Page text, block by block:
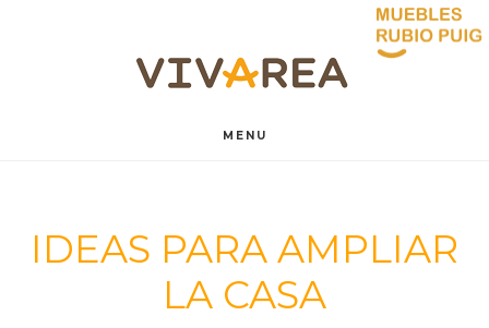
MENU
IDEAS PARA AMPLIAR
LA CASA